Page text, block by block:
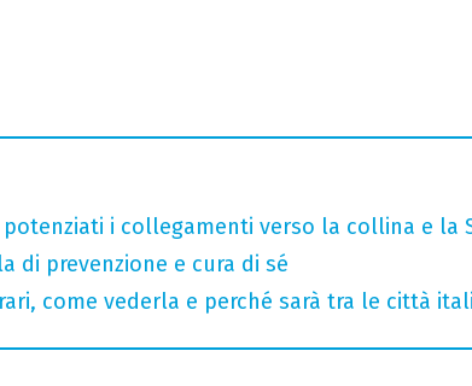
i collegamenti verso la collina e la
di prevenzione e cura di sé
come vederla e perché sarà tra le città